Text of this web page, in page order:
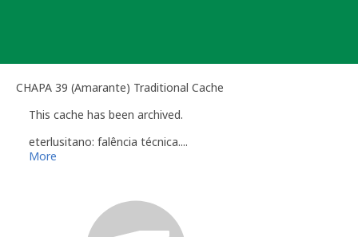
CHAPA 39 (Amarante) Traditional Cache
This cache has been archived.
eterlusitano: falência técnica....
More